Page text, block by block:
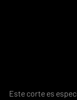
Este corte es